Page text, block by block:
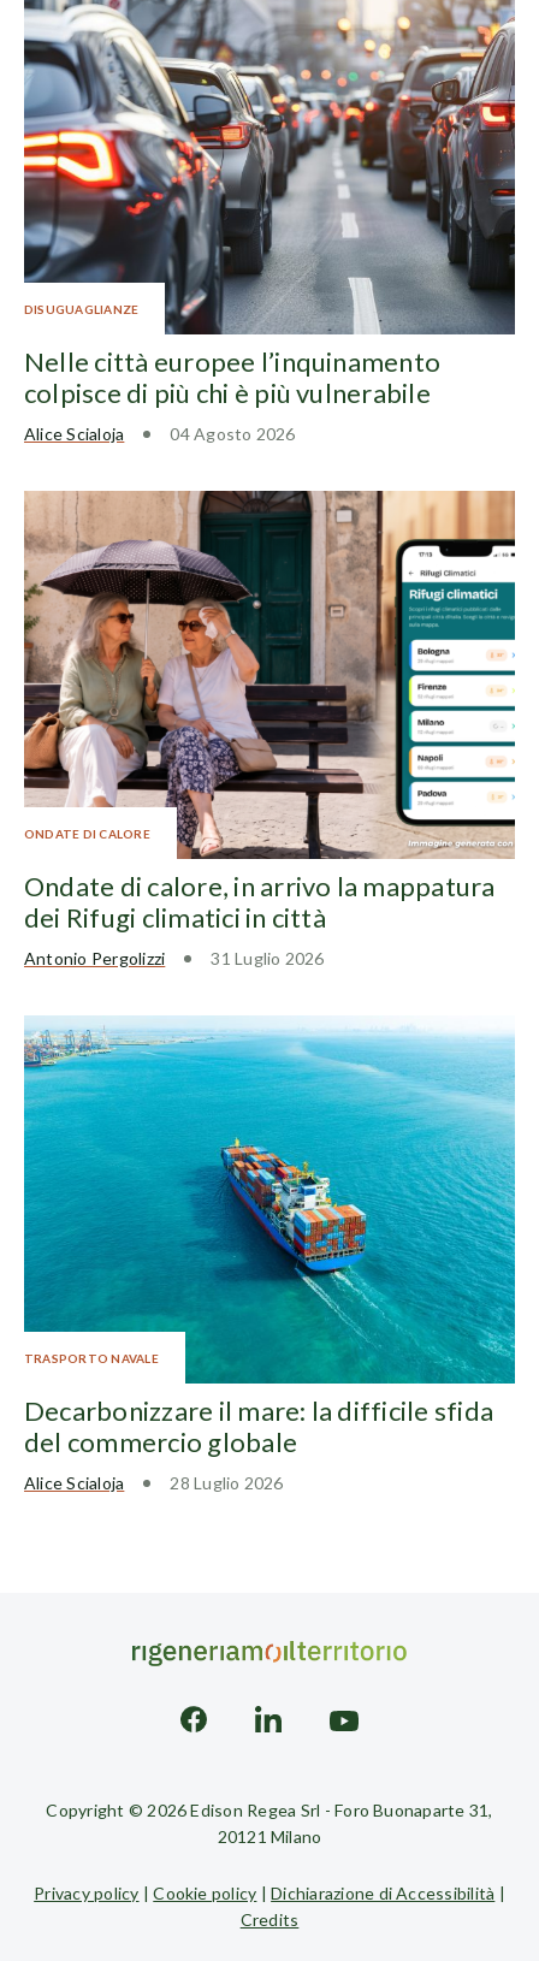
DISUGUAGLIANZE
Nelle città europee l’inquinamento
colpisce di più chi è più vulnerabile
Alice Scialoja 04 Agosto 2026
ONDATE DI CALORE
Ondate di calore, in arrivo la mappatura
dei Rifugi climatici in città
Antonio Pergolizzi 31 Luglio 2026
TRASPORTO NAVALE
Decarbonizzare il mare: la difficile sfida
del commercio globale
Alice Scialoja 28 Luglio 2026
Copyright © 2026 Edison Regea Srl - Foro Buonaparte 31,
20121 Milano
Privacy policy |Cookie policy |Dichiarazione di Accessibilità |
Credits